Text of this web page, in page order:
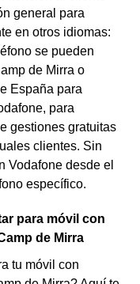
general para
en otros idiomas:
se pueden
de Mirra o
España para
para
gestiones gratuitas
clientes. Sin
Vodafone desde el
específico.
para móvil con
de Mirra
tu móvil con